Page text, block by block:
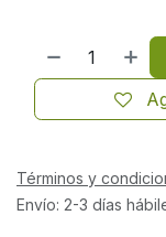
Términos y
Envío: 2-3 días